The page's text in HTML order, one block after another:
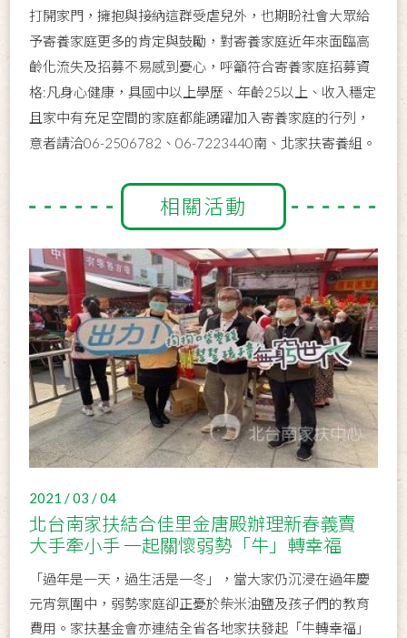
打開家門，擁抱與接納這群受虐兒外，也期盼社會大眾給
予寄養家庭更多的肯定與鼓勵，對寄養家庭近年來面臨高
齡化流失及招募不易感到憂心，呼籲符合寄養家庭招募資
格:凡身心健康，具國中以上學歷、年齡25以上、收入穩定
且家中有充足空間的家庭都能踴躍加入寄養家庭的行列，
意者請洽06-2506782、06-7223440南、北家扶寄養組。
相關活動
2021 / 03 / 04
北台南家扶結合佳里金唐殿辦理新春義賣
大手牽小手 一起關懷弱勢「牛」轉幸福
「過年是一天，過生活是一冬」，當大家仍沉浸在過年慶
元宵氛圍中，弱勢家庭卻正憂於柴米油鹽及孩子們的教育
費用。家扶基金會亦連結全省各地家扶發起「牛轉幸福」